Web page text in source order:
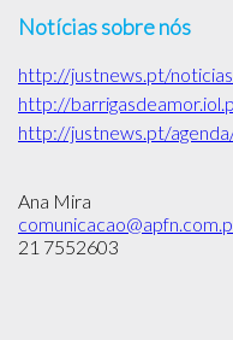
Notícias sobre nós
http://justnews.pt/
http://
http://justnews.pt/
Ana Mira
21 7552603